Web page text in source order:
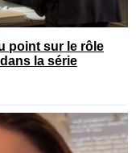
point sur le rôle
la série